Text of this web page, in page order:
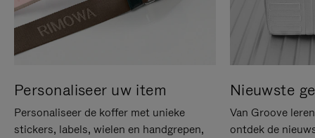
Personaliseer uw item
Personaliseer de koffer met unieke
stickers, labels, wielen en handgrepen,
Nieuwste
Van Groove
ontdek de